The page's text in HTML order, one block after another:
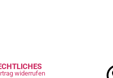
widerrufen